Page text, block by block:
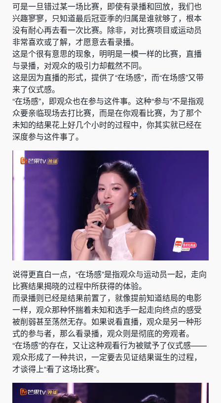
可是一旦错过某一场比赛，即使有录播和回放，我们也
兴趣寥寥，只知道最后冠亚季的归属是谁就够了，根本
没有耐心再去看一次比赛。除非，对比赛项目或运动员
非常喜欢或了解，才愿意去看录播。
这是个很有意思的现象，明明是一模一样的比赛，直播
与录播，对观众的吸引力却截然不同。
这是因为直播的形式，提供了“在场感”，而“在场感”又带
来了仪式感。
“在场感”，即观众也在参与这件事。这种“参与”不是指观
众要亲临现场去打比赛，而是在你观看比赛，为了那个
未知的结果花上好几个小时的过程中，你其实就已经在
深度参与这件事了。
说得更直白一点，“在场感”是指观众与运动员一起，走向
比赛结果揭晓的过程中所获得的体验。
而录播则已经是结果前置了，就像提前知道结局的电影
一样，观众那种怀揣着未知和选手一起走向终点的感受
被削弱甚至荡然无存。如果说看直播，观众是另一种形
式的参与者，那么看录播，观众则是彻底的旁观者。
“在场感”的存在，又让这种观看行为被赋予了仪式感——
观众形成了一种共识，一定要去见证结果诞生的过程，
才谈得上“看了这场比赛”。